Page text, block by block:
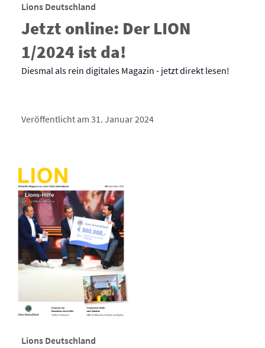
Lions Deutschland
Jetzt online: Der LION
1/2024 ist da!
Diesmal als rein digitales Magazin - jetzt direkt lesen!
Veröffentlicht am 31. Januar 2024
Lions Deutschland